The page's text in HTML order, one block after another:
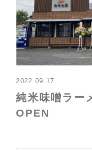
2022.09.17
純米味噌ラー
OPEN